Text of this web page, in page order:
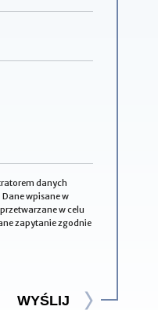
danych
Dane wpisane w
w celu
zapytanie zgodnie
WYŚLIJ